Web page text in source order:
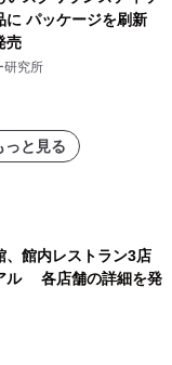
に パッケージを刷新
売
研究所
っと見る
、館内レストラン3店
ル 各店舗の詳細を発